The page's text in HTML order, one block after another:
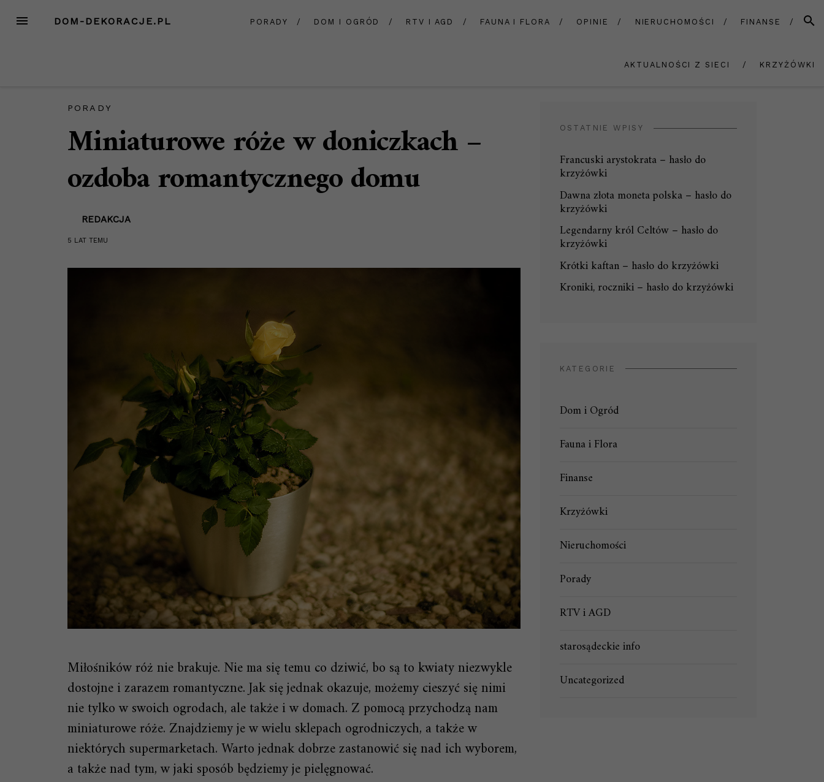
MENU DOM-DEKORACJE.PL PORADY DOM I OGRÓD RTV I AGD FAUNA I FLORA OPINIE NIERUCHOMOŚCI FINANSE
AKTUALNOŚCI Z SIECI KRZYŻÓWKI
PORADY
Miniaturowe róże w doniczkach –
ozdoba romantycznego domu
REDAKCJA
5 LAT TEMU
Miłośników róż nie brakuje. Nie ma się temu co dziwić, bo są to kwiaty niezwykle
dostojne i zarazem romantyczne. Jak się jednak okazuje, możemy cieszyć się nimi
nie tylko w swoich ogrodach, ale także i w domach. Z pomocą przychodzą nam
miniaturowe róże. Znajdziemy je w wielu sklepach ogrodniczych, a także w
niektórych supermarketach. Warto jednak dobrze zastanowić się nad ich wyborem,
a także nad tym, w jaki sposób będziemy je pielęgnować.
OSTATNIE WPISY
Francuski arystokrata – hasło do
krzyżówki
Dawna złota moneta polska – hasło do
krzyżówki
Legendarny król Celtów – hasło do
krzyżówki
Krótki kaftan – hasło do krzyżówki
Kroniki, roczniki – hasło do krzyżówki
KATEGORIE
Dom i Ogród
Fauna i Flora
Finanse
Krzyżówki
Nieruchomości
Porady
RTV i AGD
starosądeckie info
Uncategorized